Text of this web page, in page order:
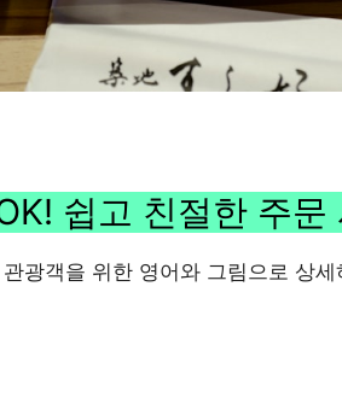
쉽고 친절한 주문
광객을 위한 영어와 그림으로 상세